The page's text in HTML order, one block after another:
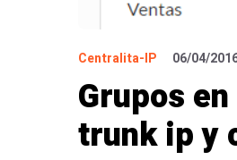
Centralita-IP 06/04/
Grupos
trunk ip y